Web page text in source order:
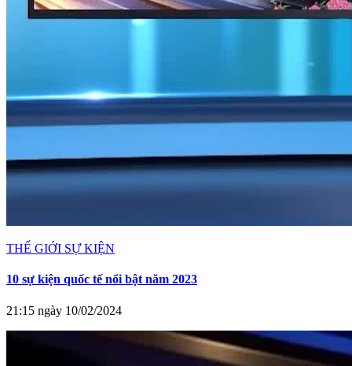
THẾ GIỚI SỰ KIỆN
10 sự kiện quốc tế nổi bật năm 2023
21:15 ngày 10/02/2024